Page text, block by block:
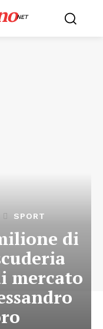
NET
SPORT
di
mercato